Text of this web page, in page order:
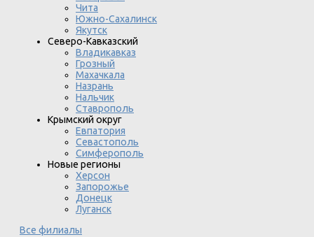
Чита
Южно-Сахалинск
Якутск
Северо-Кавказский
Владикавказ
Грозный
Махачкала
Назрань
Нальчик
Ставрополь
Крымский округ
Евпатория
Севастополь
Симферополь
Новые регионы
Херсон
Запорожье
Донецк
Луганск
Все филиалы